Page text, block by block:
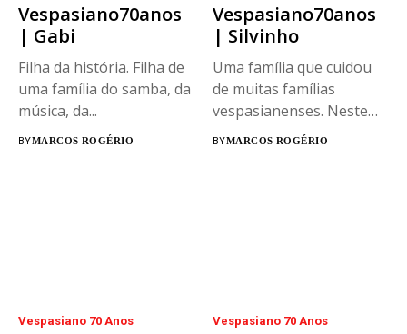
Vespasiano70anos
| Gabi
Filha da história. Filha de
uma família do samba, da
música, da...
BYMARCOS ROGÉRIO
Vespasiano70anos
| Silvinho
Uma família que cuidou
de muitas famílias
vespasianenses. Neste
bate papo especial,...
BYMARCOS ROGÉRIO
Vespasiano 70 Anos Vespasiano 70 Anos